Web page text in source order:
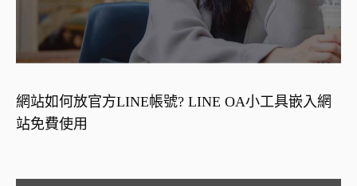
網站如何放官方LINE帳號? LINE OA小工具嵌入網
站免費使用